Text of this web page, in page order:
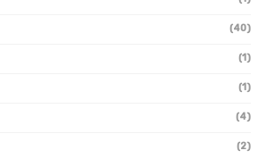
(40)
(1)
(1)
(4)
(2)